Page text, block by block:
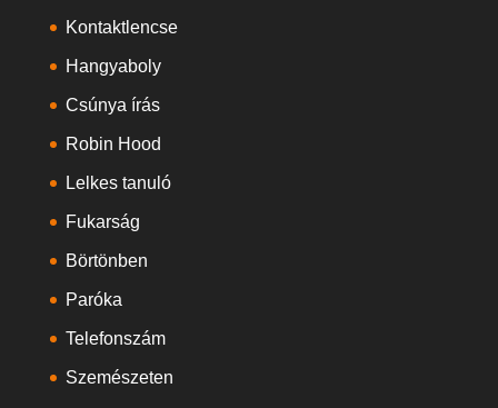
Kontaktlencse
Hangyaboly
Csúnya írás
Robin Hood
Lelkes tanuló
Fukarság
Börtönben
Paróka
Telefonszám
Szemészeten